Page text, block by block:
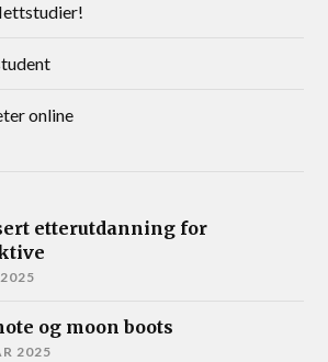
online
etterutdanning for
og moon boots
2025